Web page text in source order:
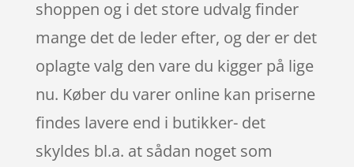
shoppen og i det store udvalg finder
mange det de leder efter, og der er det
oplagte valg den vare du kigger på lige
nu. Køber du varer online kan priserne
findes lavere end i butikker- det
skyldes bl.a. at sådan noget som